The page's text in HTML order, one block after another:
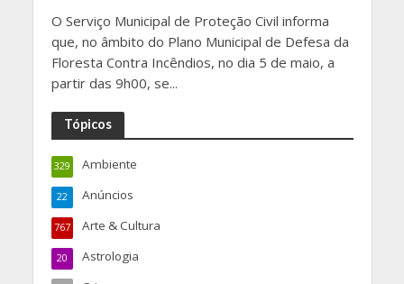
O Serviço Municipal de Proteção Civil informa
que, no âmbito do Plano Municipal de Defesa da
Floresta Contra Incêndios, no dia 5 de maio, a
partir das 9h00, se...
Tópicos
Ambiente
329
Anúncios
22
Arte & Cultura
767
Astrologia
20